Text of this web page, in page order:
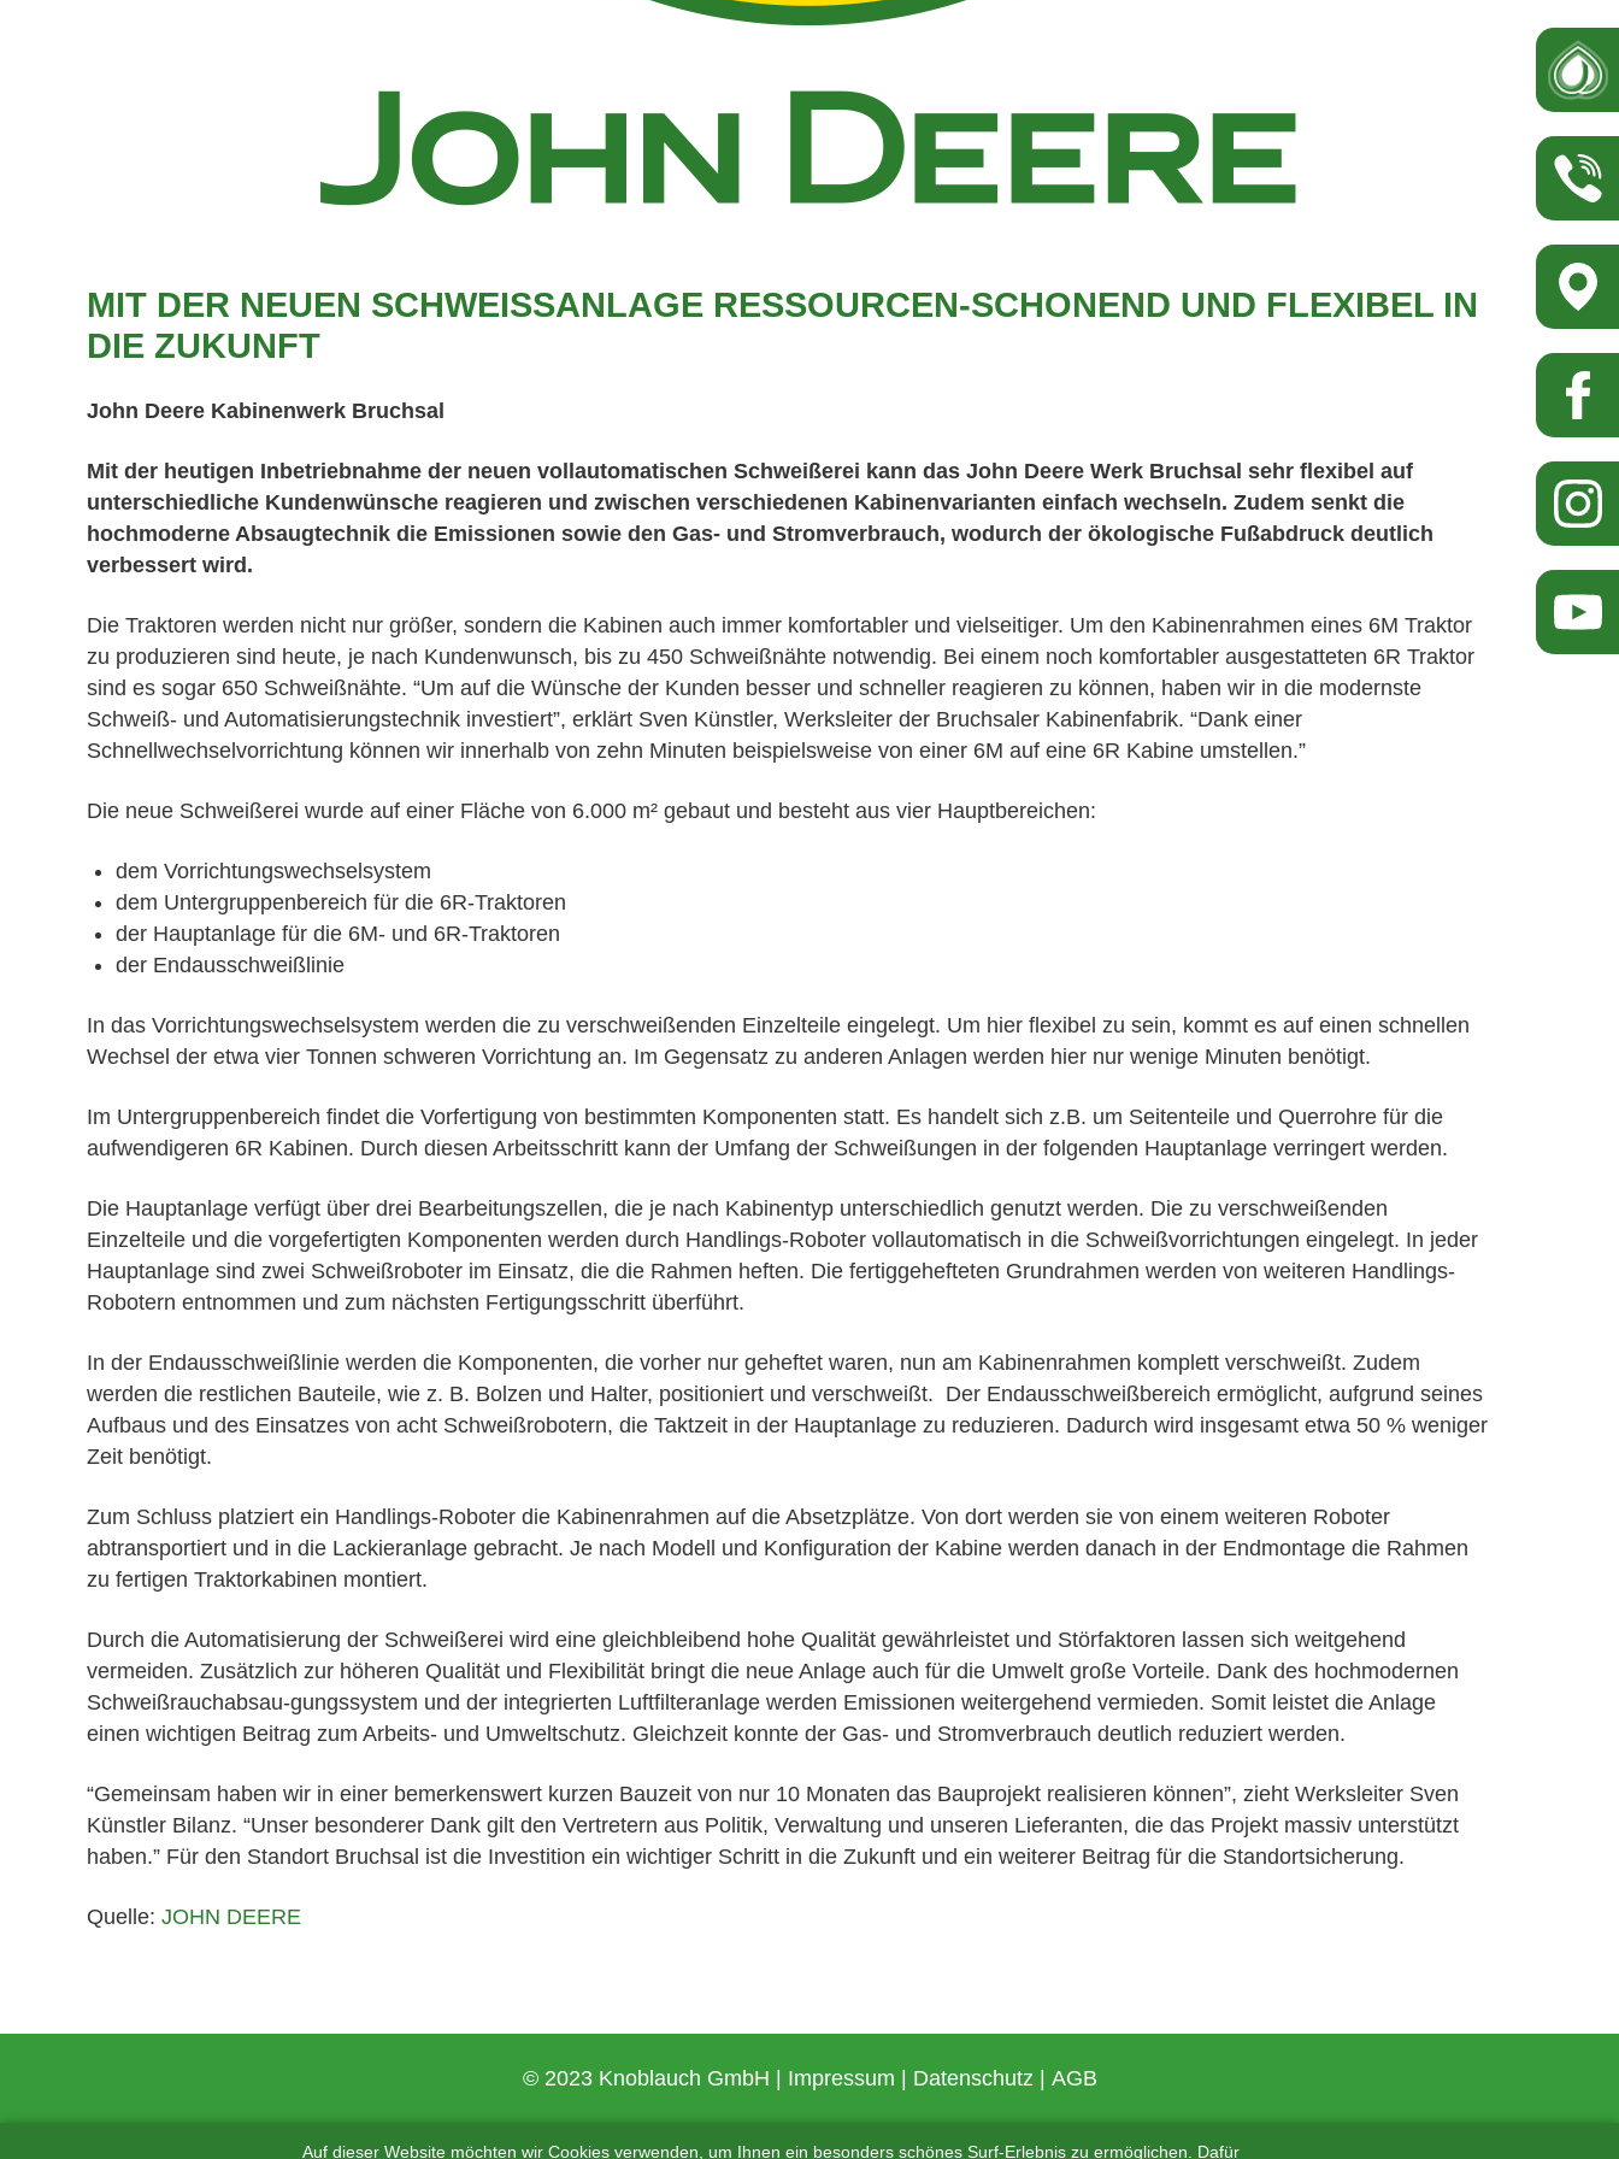
LANDTECHNIK
KOMMUNAL­TECHNIK
MIT DER NEUEN SCHWEISSANLAGE RESSOURCEN-SCHONEND UND FLEXIBEL IN D
IE ZUKUNFT
John Deere Kabinenwerk Bruchsal
Mit der heutigen Inbetriebnahme der neuen vollautomatischen Schweißerei kann das John Deere Werk Bruchsal sehr flexibel auf
unterschiedliche Kundenwünsche reagieren und zwischen verschiedenen Kabinenvarianten einfach wechseln. Zudem senkt die
hochmoderne Absaugtechnik die Emissionen sowie den Gas- und Stromverbrauch, wodurch der ökologische Fußabdruck deutlich
verbessert wird.
Die Traktoren werden nicht nur größer, sondern die Kabinen auch immer komfortabler und vielseitiger. Um den Kabinenrahmen eines 6M Traktor
zu produzieren sind heute, je nach Kundenwunsch, bis zu 450 Schweißnähte notwendig. Bei einem noch komfortabler ausgestatteten 6R Traktor
sind es sogar 650 Schweißnähte. “Um auf die Wünsche der Kunden besser und schneller reagieren zu können, haben wir in die modernste
Schweiß- und Automatisierungstechnik investiert”, erklärt Sven Künstler, Werksleiter der Bruchsaler Kabinenfabrik. “Dank einer
Schnellwechselvorrichtung können wir innerhalb von zehn Minuten beispielsweise von einer 6M auf eine 6R Kabine umstellen.”
Die neue Schweißerei wurde auf einer Fläche von 6.000 m² gebaut und besteht aus vier Hauptbereichen:
dem Vorrichtungswechselsystem
dem Untergruppenbereich für die 6R-Traktoren
der Hauptanlage für die 6M- und 6R-Traktoren
der Endausschweißlinie
In das Vorrichtungswechselsystem werden die zu verschweißenden Einzelteile eingelegt. Um hier flexibel zu sein, kommt es auf einen schnellen
Wechsel der etwa vier Tonnen schweren Vorrichtung an. Im Gegensatz zu anderen Anlagen werden hier nur wenige Minuten benötigt.
Im Untergruppenbereich findet die Vorfertigung von bestimmten Komponenten statt. Es handelt sich z.B. um Seitenteile und Querrohre für die
aufwendigeren 6R Kabinen. Durch diesen Arbeitsschritt kann der Umfang der Schweißungen in der folgenden Hauptanlage verringert werden.
Die Hauptanlage verfügt über drei Bearbeitungszellen, die je nach Kabinentyp unterschiedlich genutzt werden. Die zu verschweißenden
Einzelteile und die vorgefertigten Komponenten werden durch Handlings-Roboter vollautomatisch in die Schweißvorrichtungen eingelegt. In jeder
Hauptanlage sind zwei Schweißroboter im Einsatz, die die Rahmen heften. Die fertiggehefteten Grundrahmen werden von weiteren Handlings-
Robotern entnommen und zum nächsten Fertigungsschritt überführt.
In der Endausschweißlinie werden die Komponenten, die vorher nur geheftet waren, nun am Kabinenrahmen komplett verschweißt. Zudem
werden die restlichen Bauteile, wie z. B. Bolzen und Halter, positioniert und verschweißt. Der Endausschweißbereich ermöglicht, aufgrund seines
Aufbaus und des Einsatzes von acht Schweißrobotern, die Taktzeit in der Hauptanlage zu reduzieren. Dadurch wird insgesamt etwa 50 % weniger
Zeit benötigt.
Zum Schluss platziert ein Handlings-Roboter die Kabinenrahmen auf die Absetzplätze. Von dort werden sie von einem weiteren Roboter
abtransportiert und in die Lackieranlage gebracht. Je nach Modell und Konfiguration der Kabine werden danach in der Endmontage die Rahmen
zu fertigen Traktorkabinen montiert.
Durch die Automatisierung der Schweißerei wird eine gleichbleibend hohe Qualität gewährleistet und Störfaktoren lassen sich weitgehend
vermeiden. Zusätzlich zur höheren Qualität und Flexibilität bringt die neue Anlage auch für die Umwelt große Vorteile. Dank des hochmodernen
Schweißrauchabsau-gungssystem und der integrierten Luftfilteranlage werden Emissionen weitergehend vermieden. Somit leistet die Anlage
einen wichtigen Beitrag zum Arbeits- und Umweltschutz. Gleichzeit konnte der Gas- und Stromverbrauch deutlich reduziert werden.
“Gemeinsam haben wir in einer bemerkenswert kurzen Bauzeit von nur 10 Monaten das Bauprojekt realisieren können”, zieht Werksleiter Sven
Künstler Bilanz. “Unser besonderer Dank gilt den Vertretern aus Politik, Verwaltung und unseren Lieferanten, die das Projekt massiv unterstützt
haben.” Für den Standort Bruchsal ist die Investition ein wichtiger Schritt in die Zukunft und ein weiterer Beitrag für die Standortsicherung.
Quelle: JOHN DEERE
© 2023 Knoblauch GmbH | Impressum Datenschutz AGB
Auf dieser Website möchten wir Cookies verwenden, um Ihnen ein besonders schönes Surf-Erlebnis zu ermöglichen. Dafür